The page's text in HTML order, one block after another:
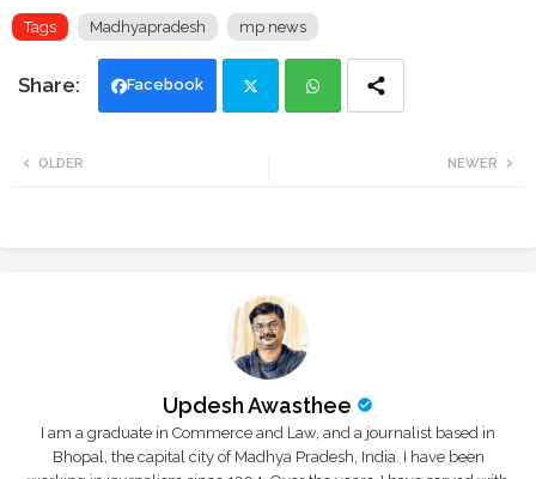
Tags Madhyapradesh mp news
Facebook
NEWER
OLDER
Updesh Awasthee
I am a graduate in Commerce and Law, and a journalist based in
Bhopal, the capital city of Madhya Pradesh, India. I have been